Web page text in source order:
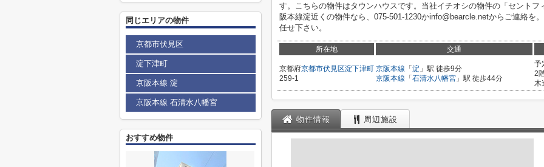
す。こちらの物件はタウンハウスです。当社イチオシの物件の「セント
阪本線淀近くの物件なら、075-501-1230かinfo@bearcle.netからご連絡を
任せ下さい。
所在地 交通
京都府京都市伏見区淀下津町
259-1
京阪本線 「 淀 」駅 徒歩9分
京阪本線 「 石清水八幡宮 」駅 徒歩44分
予
2
木
物件情報 周辺施設
同じエリアの物件
京都市伏見区
淀下津町
京阪本線 淀
京阪本線 石清水八幡宮
おすすめ物件